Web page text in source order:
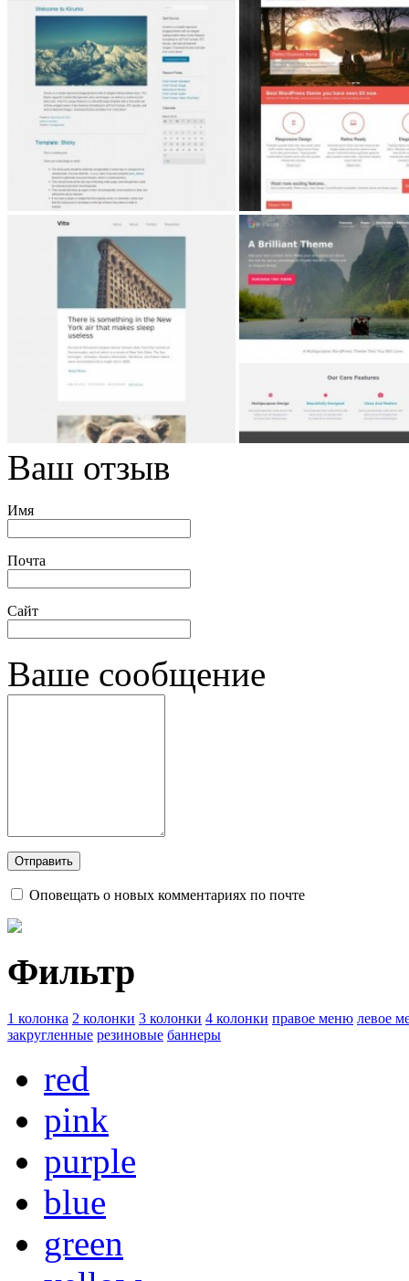
Ваш отзыв
Имя
Почта
Сайт
Ваше сообщение
Оповещать о новых комментариях по почте
Фильтр
1 колонка 2 колонки 3 колонки 4 колонки правое меню левое
закругленные резиновые баннеры
red
pink
purple
blue
green